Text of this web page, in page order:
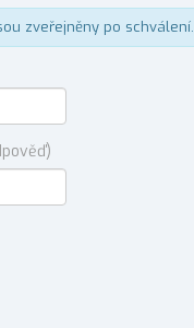
zveřejněny po schválení.